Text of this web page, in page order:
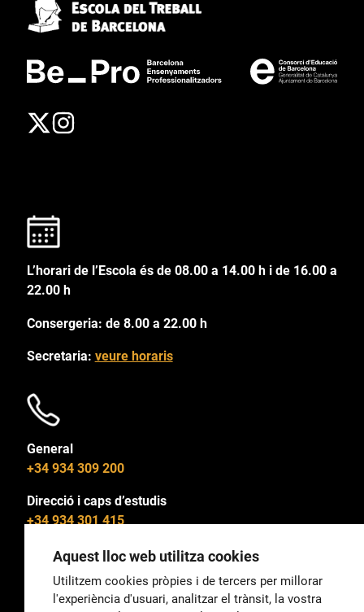
L’horari de l’Escola és de 08.00 a 14.00 h i de 16.00 a
22.00 h
Consergeria: de 8.00 a 22.00 h
Secretaria: veure horaris
General
+34 934 309 200
Direcció i caps d’estudis
+34 934 301 415
Aquest lloc web utilitza cookies
Utilitzem cookies pròpies i de tercers per millorar
l'experiència d'usuari, analitzar el trànsit, la vostra